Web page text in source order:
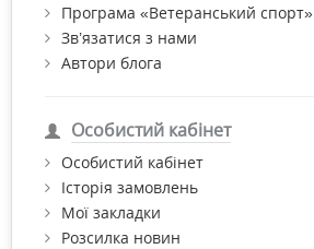
Програма «Ветеранський спорт»
Зв’язатися з нами
Автори блога
Особистий кабінет
Особистий кабінет
Історія замовлень
Мої закладки
Розсилка новин